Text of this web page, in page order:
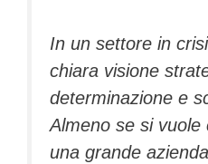
In un settore in
chiara visione
determinazione e
Almeno se si vuole
una grande